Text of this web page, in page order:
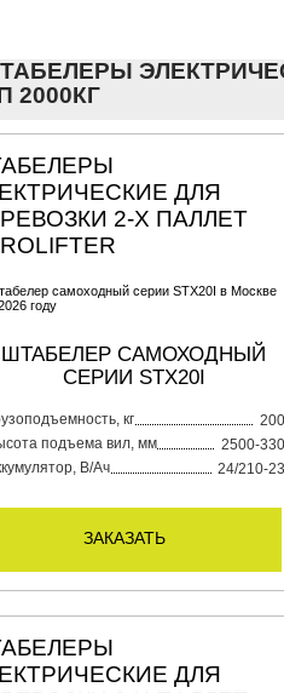
2000КГ
ДЛЯ
2-Х ПАЛЛЕТ
ШТАБЕЛЕР САМОХОДНЫЙ
СЕРИИ STX20I
кг
подъема вил, мм
2500-
В/Ач
24/210-
заказать
ДЛЯ